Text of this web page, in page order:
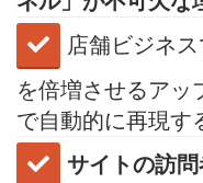
店舗ビジネ
を倍増させるアッ
で自動的に再現す
サイトの訪